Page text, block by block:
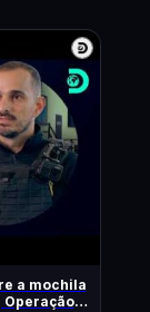
a mochila
Operação